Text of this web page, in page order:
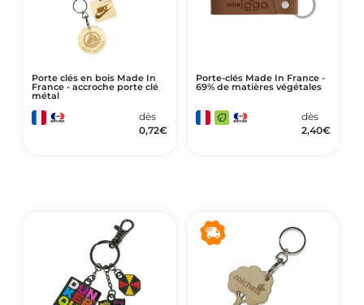
Porte clés en bois Made In
France - accroche porte clé
métal
dès
0,72€
Porte-clés Made In France -
69% de matières végétales
dès
2,40€